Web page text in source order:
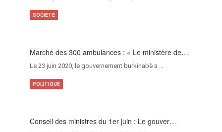
Marché des 300 ambulances : « Le ministère de…
Le 23 juin 2020, le gouvernement burkinabè a …
SOCIÉTÉ
Conseil des ministres du 1er juin : Le gouver…
POLITIQUE